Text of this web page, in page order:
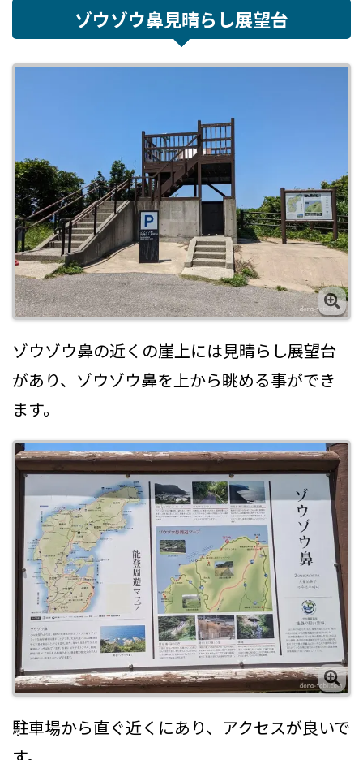
ゾウゾウ鼻見晴らし展望台
ゾウゾウ鼻の近くの崖上には見晴らし展望台
があり、ゾウゾウ鼻を上から眺める事ができ
ます。
駐車場から直ぐ近くにあり、アクセスが良いで